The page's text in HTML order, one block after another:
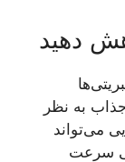
دهید
به نظر
می‌تواند
سرعت